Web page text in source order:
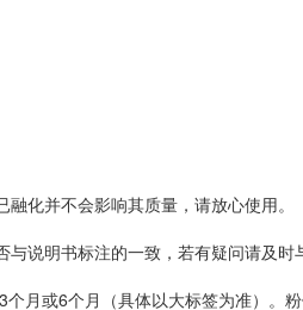
化并不会影响其质量，请放心使用。
说明书标注的一致，若有疑问请及
月或6个月（具体以大标签为准）。